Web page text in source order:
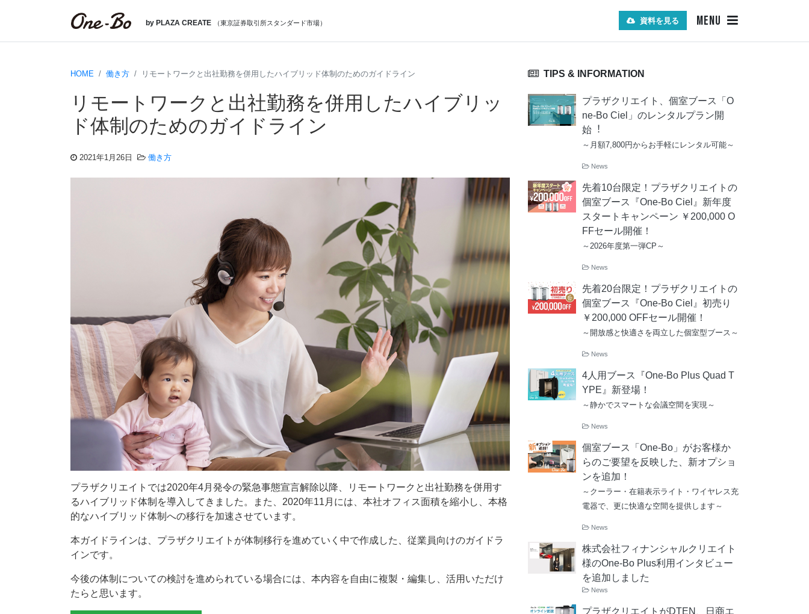
by PLAZA CREATE （東京証券取引所スタンダード市場） 資料を見る MENU
HOME 働き方 リモートワークと出社勤務を併用したハイブリッド体制のためのガイドライン
リモートワークと出社勤務を併用したハイブリッ
ド体制のためのガイドライン
2021年1月26日 働き方
プラザクリエイトでは2020年4月発令の緊急事態宣言解除以降、リモートワークと出社勤務を併用す
るハイブリッド体制を導入してきました。また、2020年11月には、本社オフィス面積を縮小し、本格
的なハイブリッド体制への移行を加速させています。
本ガイドラインは、プラザクリエイトが体制移行を進めていく中で作成した、従業員向けのガイドラ
インです。
今後の体制についての検討を進められている場合には、本内容を自由に複製・編集し、活用いただけ
たらと思います。
TIPS & INFORMATION
プラザクリエイト、個室ブース「O
ne-Bo Ciel」のレンタルプラン開
始︕
～月額7,800円からお手軽にレンタル可能～
News
先着10台限定！プラザクリエイトの
個室ブース『One-Bo Ciel』新年度
スタートキャンペーン ￥200,000 O
FFセール開催！
～2026年度第一弾CP～
News
先着20台限定！プラザクリエイトの
個室ブース『One-Bo Ciel』初売り
￥200,000 OFFセール開催！
～開放感と快適さを両立した個室型ブース～
News
4人用ブース『One-Bo Plus Quad T
YPE』新登場！
～静かでスマートな会議空間を実現～
News
個室ブース「One-Bo」がお客様か
らのご要望を反映した、新オプショ
ンを追加！
～クーラー・在籍表示ライト・ワイヤレス充
電器で、更に快適な空間を提供します～
News
株式会社フィナンシャルクリエイト
様のOne-Bo Plus利用インタビュー
を追加しました
News
プラザクリエイトがDTEN、日商エ